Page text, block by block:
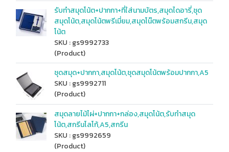
รับทำสมุดโน้ต+ปากกา+ที่ใส่นามบัตร,สมุดไดอารี่,ชุด
สมุดโน้ต,สมุดโน้ตพรีเมี่ยม,สมุดโน๊ตพร้อมสกรีน,สมุด
โน้ต
SKU : gs9992733
(Product)
ชุดสมุด+ปากกา,สมุดโน้ต,ชุดสมุดโน้ตพร้อมปากกา,A5
SKU : gs9992711
(Product)
สมุดลายไม้ไผ่+ปากกา+กล่อง,สมุดโน้ต,รับทำสมุด
โน้ต,สกรีนโลโก้,A5,สกรีน
SKU : gs9992659
(Product)